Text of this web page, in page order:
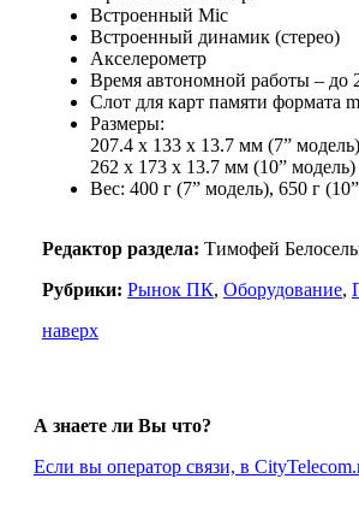
Встроенный Mic
Встроенный динамик (стерео)
Акселерометр
Время автономной работы – до
Слот для карт памяти формата
Размеры:
207.4 x 133 x 13.7 мм (7” модель)
262 x 173 x 13.7 мм (10” модель)
Вес: 400 г (7” модель), 650 г
Редактор раздела: Тимофей
Рубрики: Рынок ПК, Оборудование,
наверх
А знаете ли Вы что?
Если вы оператор связи, в